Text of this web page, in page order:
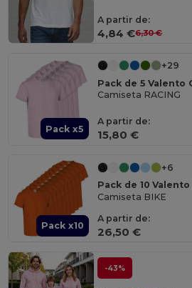
A partir de:
4,84 €6,30 €
Pack x5
+29
Pack de 5 Valento
Camiseta RACING
A partir de:
15,80 €
Pack x10
+6
Pack de 10 Valento
Camiseta BIKE
A partir de:
26,50 €
-43%